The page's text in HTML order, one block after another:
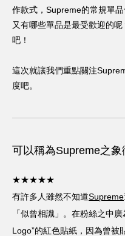
作款式，Supreme的常規單
又有哪些單品是最受歡迎的
吧！
這次就讓我們重點關注
度吧。
可以稱為Supreme之象
★★★★★
有許多人雖然不知道Supreme
「似曾相識」。在粉絲之中
Logo”的紅色貼紙，因為曾被